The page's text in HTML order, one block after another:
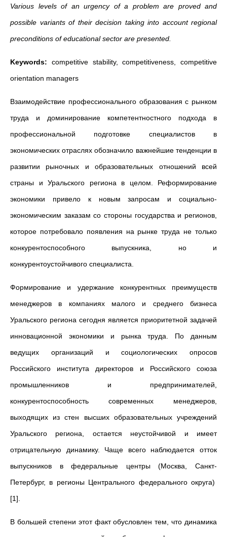
Various levels of an urgency of a problem are proved and
possible variants of their decision taking into account regional
preconditions of educational sector are presented.
Keywords: competitive stability, competitiveness, competitive
orientation managers
Взаимодействие профессионального образования с рынком
труда и доминирование компетентностного подхода в
профессиональной подготовке специалистов в
экономических отраслях обозначило важнейшие тенденции в
развитии рыночных и образовательных отношений всей
страны и Уральского региона в целом. Реформирование
экономики привело к новым запросам и социально-
экономическим заказам со стороны государства и регионов,
которое потребовало появления на рынке труда не только
конкурентоспособного выпускника, но и
конкурентоустойчивого специалиста.
Формирование и удержание конкурентных преимуществ
менеджеров в компаниях малого и среднего бизнеса
Уральского региона сегодня является приоритетной задачей
инновационной экономики и рынка труда. По данным
ведущих организаций и социологических опросов
Российского института директоров и Российского союза
промышленников и предпринимателей,
конкурентоспособность современных менеджеров,
выходящих из стен высших образовательных учреждений
Уральского региона, остается неустойчивой и имеет
отрицательную динамику. Чаще всего наблюдается отток
выпускников в федеральные центры (Москва, Санкт-
Петербург, в регионы Центрального федерального округа)
[1].
В большей степени этот факт обусловлен тем, что динамика